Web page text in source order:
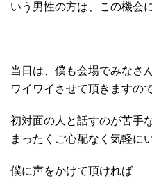
いう男性の方は、この機会
当日は、僕も会場でみなさ
ワイワイさせて頂きますので
初対面の人と話すのが苦手
まったくご心配なく気軽に
僕に声をかけて頂ければ